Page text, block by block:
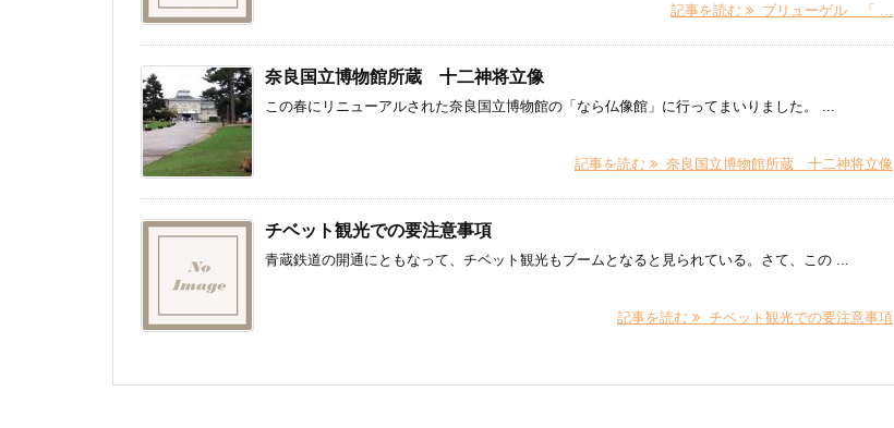
記事を読む ブリューゲル 「 ...
奈良国立博物館所蔵 十二神将立像
この春にリニューアルされた奈良国立博物館の「なら仏像館」に行ってまいりました。 ...
記事を読む 奈良国立博物館所蔵 十二神将立像
チベット観光での要注意事項
青蔵鉄道の開通にともなって、チベット観光もブームとなると見られている。さて、この ...
記事を読む チベット観光での要注意事項